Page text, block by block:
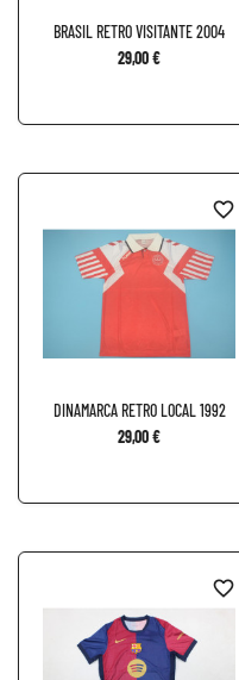
BRASIL RETRO VISITANTE 2004
29,00 €
DINAMARCA RETRO LOCAL 1992
29,00 €
favorite_border
favorite_border